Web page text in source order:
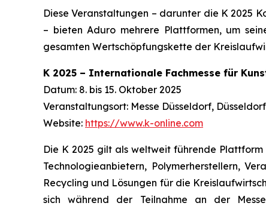
Diese Veranstaltungen – darunter die K 2025
– bieten Aduro mehrere Plattformen, um
gesamten Wertschöpfungskette der
K 2025 – Internationale Fachmesse für
Datum: 8. bis 15. Oktober 2025
Veranstaltungsort: Messe Düsseldorf,
Website: https://www.k-online.com
Die K 2025 gilt als weltweit führende
Technologieanbietern, Polymerherstellern,
Recycling und Lösungen für die
sich während der Teilnahme an der